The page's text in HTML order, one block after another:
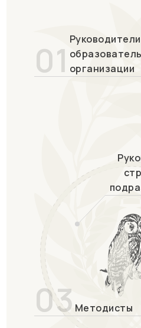
01 Руководители
организации
03 Методисты